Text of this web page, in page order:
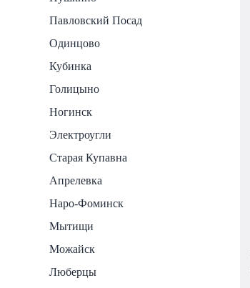
Павловский Посад
Одинцово
Кубинка
Голицыно
Ногинск
Электроугли
Старая Купавна
Апрелевка
Наро-Фоминск
Мытищи
Можайск
Люберцы